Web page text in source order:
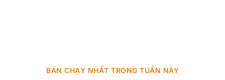
BÁN CHẠY NHẤT TRONG TUẦN NÀY